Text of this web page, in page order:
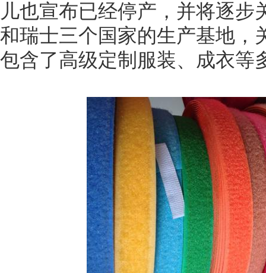
儿也宣布已经停产，并将逐步
和瑞士三个国家的生产基地，
包含了高级定制服装、成衣等